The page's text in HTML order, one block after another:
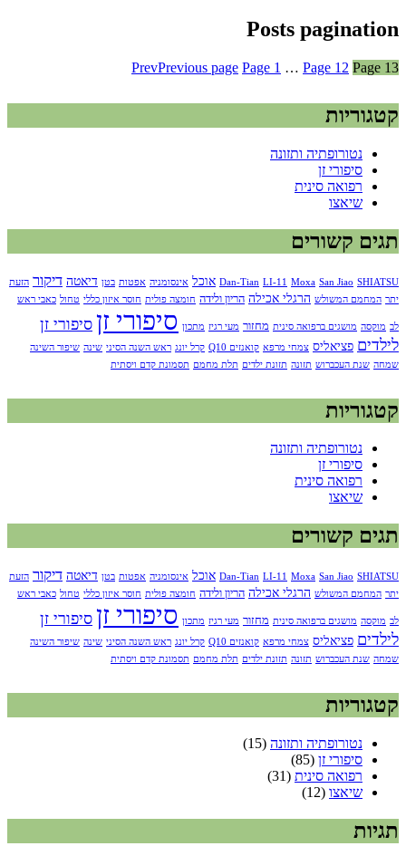
Posts pagination
PrevPrevious page Page 1 … Page 12 Page 13
קטגוריות
נטורופתיה ותזונה
סיפורי זן
רפואה סינית
שיאצו
תגים קשורים
Dan-Tian LI-11 Moxa San Jiao SHIATSU אוכל אינסומניה אפטות בטן דיאטה דיקור הזעת
יתר המחמם המשולש הרגלי אכילה הריון ולידה חומצה פולית חוסר איזון כללי טחול כאבי ראש
לב מוקסה מושגים ברפואה סינית מחזור מעי רגיז מתכון סיפורי זן סיפורי זן
לילדים פציאליס צמחי מרפא קואנזים Q10 קרל יונג ראש השנה הסיני שינה שיפור השינה
שמחה שנת העכברוש תזונה תזונת ילדים תלת מחמם תסמונת קדם ויסתית
קטגוריות
נטורופתיה ותזונה
סיפורי זן
רפואה סינית
שיאצו
תגים קשורים
Dan-Tian LI-11 Moxa San Jiao SHIATSU אוכל אינסומניה אפטות בטן דיאטה דיקור הזעת
יתר המחמם המשולש הרגלי אכילה הריון ולידה חומצה פולית חוסר איזון כללי טחול כאבי ראש
לב מוקסה מושגים ברפואה סינית מחזור מעי רגיז מתכון סיפורי זן סיפורי זן
לילדים פציאליס צמחי מרפא קואנזים Q10 קרל יונג ראש השנה הסיני שינה שיפור השינה
שמחה שנת העכברוש תזונה תזונת ילדים תלת מחמם תסמונת קדם ויסתית
קטגוריות
נטורופתיה ותזונה (15)
סיפורי זן (85)
רפואה סינית (31)
שיאצו (12)
תגיות